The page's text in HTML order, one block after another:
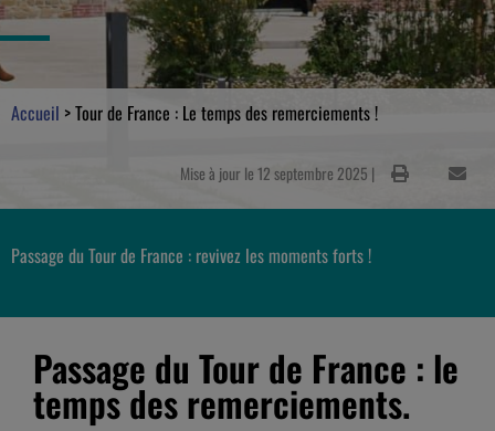
Accueil >Tour de France : Le temps des remerciements !
Mise à jour le 12 septembre 2025 |
Passage du Tour de France : revivez les moments forts !
Passage du Tour de France : le
temps des remerciements.